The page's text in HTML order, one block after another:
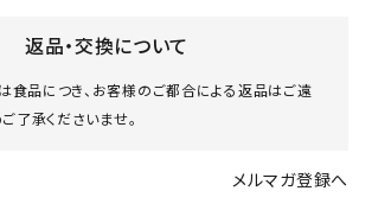
返品・交換について
食品につき、お客様のご都合による返品はご遠
了承くださいませ。
メルマガ登録へ